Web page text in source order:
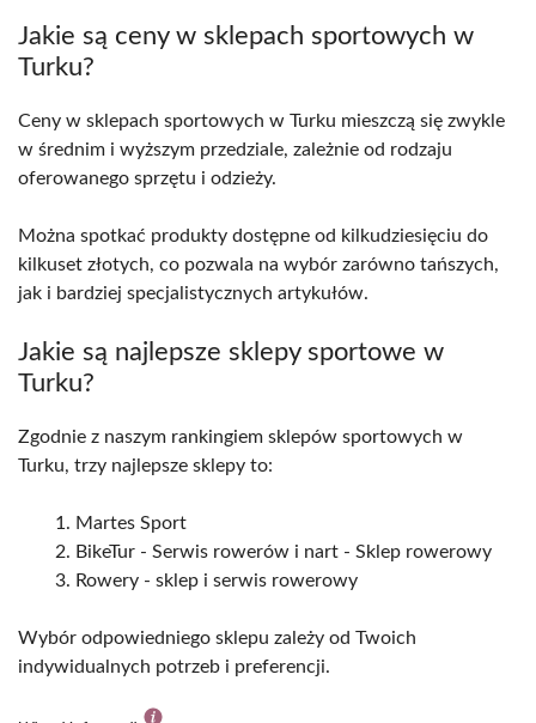
Jakie są ceny w sklepach sportowych w
Turku?
Ceny w sklepach sportowych w Turku mieszczą się zwykle
w średnim i wyższym przedziale, zależnie od rodzaju
oferowanego sprzętu i odzieży.
Można spotkać produkty dostępne od kilkudziesięciu do
kilkuset złotych, co pozwala na wybór zarówno tańszych,
jak i bardziej specjalistycznych artykułów.
Jakie są najlepsze sklepy sportowe w
Turku?
Zgodnie z naszym rankingiem sklepów sportowych w
Turku, trzy najlepsze sklepy to:
Martes Sport
BikeTur - Serwis rowerów i nart - Sklep rowerowy
Rowery - sklep i serwis rowerowy
Wybór odpowiedniego sklepu zależy od Twoich
indywidualnych potrzeb i preferencji.